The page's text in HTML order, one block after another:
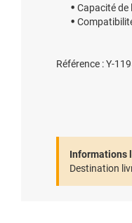
Capacité de
Référence : Y-
Informations
Destination